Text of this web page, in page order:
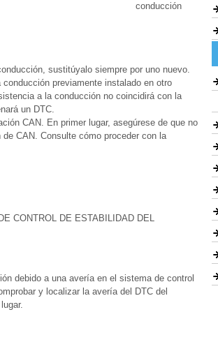
conducción
sustitúyalo siempre por uno nuevo.
previamente instalado en otro
a la conducción no coincidirá con la
un DTC.
CAN. En primer lugar, asegúrese de que no
CAN. Consulte cómo proceder con la
CONTROL DE ESTABILIDAD DEL
debido a una avería en el sistema de control
y localizar la avería del DTC del